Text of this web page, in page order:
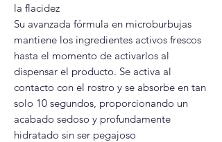
la flacidez
Su avanzada fórmula en microburbujas
mantiene los ingredientes activos frescos
hasta el momento de activarlos al
dispensar el producto. Se activa al
contacto con el rostro y se absorbe en tan
solo 10 segundos, proporcionando un
acabado sedoso y profundamente
hidratado sin ser pegajoso